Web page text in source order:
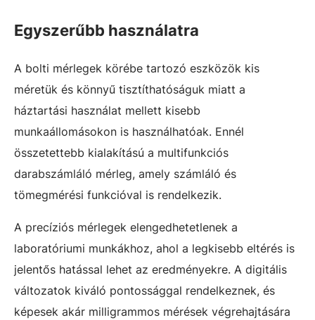
Egyszerűbb használatra
A bolti mérlegek körébe tartozó eszközök kis
méretük és könnyű tisztíthatóságuk miatt a
háztartási használat mellett kisebb
munkaállomásokon is használhatóak. Ennél
összetettebb kialakítású a multifunkciós
darabszámláló mérleg, amely számláló és
tömegmérési funkcióval is rendelkezik.
A precíziós mérlegek elengedhetetlenek a
laboratóriumi munkákhoz, ahol a legkisebb eltérés is
jelentős hatással lehet az eredményekre. A digitális
változatok kiváló pontossággal rendelkeznek, és
képesek akár milligrammos mérések végrehajtására